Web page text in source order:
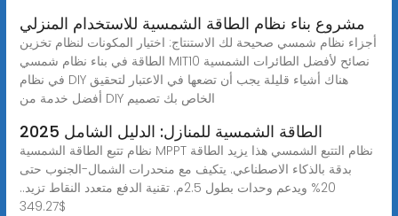
مشروع بناء نظام الطاقة الشمسية للاستخدام المنزلي
أجزاء نظام شمسي صحيحة لك الاستنتاج: اختيار المكونات لنظام تخزين
الطاقة في بناء نظام شمسي MIT10 نصائح لأفضل الطائرات الشمسية
في نظام DIY هناك أشياء قليلة يجب أن تضعها في الاعتبار لتحقيق
أفضل خدمة من DIY الخاص بك تصميم
الطاقة الشمسية للمنازل: الدليل الشامل 2025
نظام تتبع الطاقة الشمسية MPPT نظام التتبع الشمسي هذا يزيد الطاقة
بدقة بالذكاء الاصطناعي. يتكيف مع منحدرات الشمال-الجنوب حتى
20% ويدعم وحدات بطول 2.5م. تقنية الدفع متعدد النقاط تزيد..
$349.27